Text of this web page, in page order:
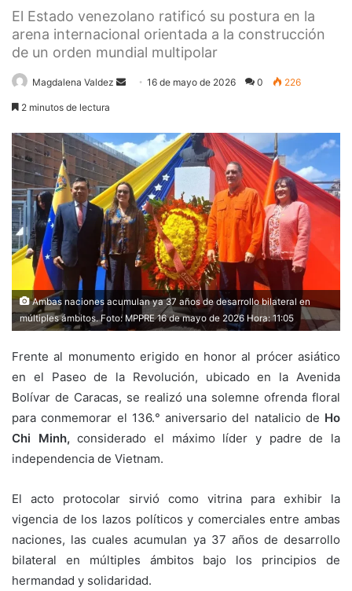
El Estado venezolano ratificó su postura en la
arena internacional orientada a la construcción
de un orden mundial multipolar
Magdalena Valdez
Send16 de mayo de 2026 0 226
2 minutos de lectura
Ambas naciones acumulan ya 37 años de desarrollo bilateral en
múltiples ámbitos. Foto: MPPRE 16 de mayo de 2026 Hora: 11:05
Frente al monumento erigido en honor al prócer asiático
en el Paseo de la Revolución, ubicado en la Avenida
Bolívar de Caracas, se realizó una solemne ofrenda floral
para conmemorar el 136.° aniversario del natalicio de Ho
Chi Minh, considerado el máximo líder y padre de la
independencia de Vietnam.
El acto protocolar sirvió como vitrina para exhibir la
vigencia de los lazos políticos y comerciales entre ambas
naciones, las cuales acumulan ya 37 años de desarrollo
bilateral en múltiples ámbitos bajo los principios de
hermandad y solidaridad.